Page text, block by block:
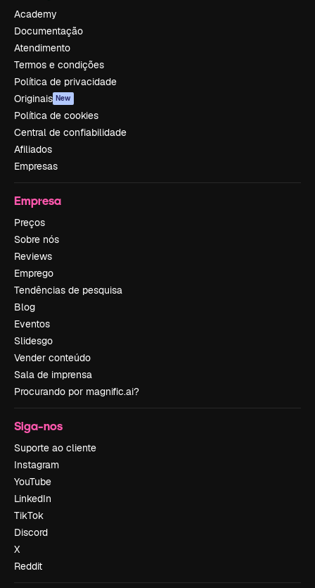
Academy
Documentação
Atendimento
Termos e condições
Política de privacidade
Originais New
Política de cookies
Central de confiabilidade
Afiliados
Empresas
Empresa
Preços
Sobre nós
Reviews
Emprego
Tendências de pesquisa
Blog
Eventos
Slidesgo
Vender conteúdo
Sala de imprensa
Procurando por magnific.ai?
Siga-nos
Suporte ao cliente
Instagram
YouTube
LinkedIn
TikTok
Discord
X
Reddit